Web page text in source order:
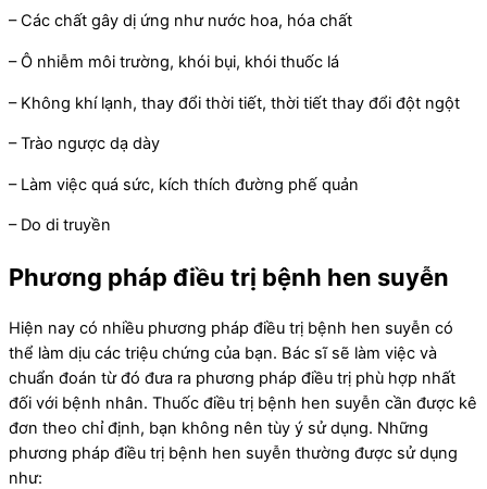
– Các chất gây dị ứng như nước hoa, hóa chất
– Ô nhiễm môi trường, khói bụi, khói thuốc lá
– Không khí lạnh, thay đổi thời tiết, thời tiết thay đổi đột ngột
– Trào ngược dạ dày
– Làm việc quá sức, kích thích đường phế quản
– Do di truyền
Phương pháp điều trị bệnh hen suyễn
Hiện nay có nhiều phương pháp điều trị bệnh hen suyễn có
thể làm dịu các triệu chứng của bạn. Bác sĩ sẽ làm việc và
chuẩn đoán từ đó đưa ra phương pháp điều trị phù hợp nhất
đối với bệnh nhân. Thuốc điều trị bệnh hen suyễn cần được kê
đơn theo chỉ định, bạn không nên tùy ý sử dụng. Những
phương pháp điều trị bệnh hen suyễn thường được sử dụng
như: